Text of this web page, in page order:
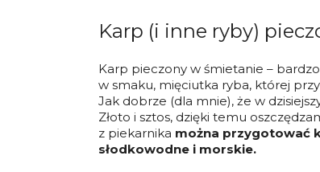
Karp (i inne ryby)
Karp pieczony w śmietanie –
w smaku, mięciutka ryba, której
Jak dobrze (dla mnie), że w
Złoto i sztos, dzięki temu
z piekarnika można przygotować
słodkowodne i morskie.